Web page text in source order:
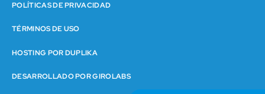
POLÍTICAS DE PRIVACIDAD
TÉRMINOS DE USO
HOSTING POR DUPLIKA
DESARROLLADO POR GIROLABS